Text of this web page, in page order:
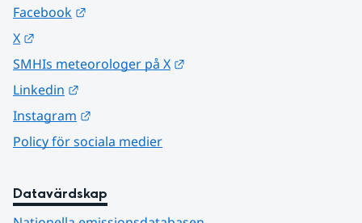
Facebook
X
SMHIs meteorologer på X
Linkedin
Instagram
Policy för sociala medier
Datavärdskap